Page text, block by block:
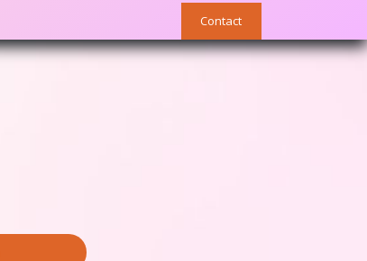
Contact